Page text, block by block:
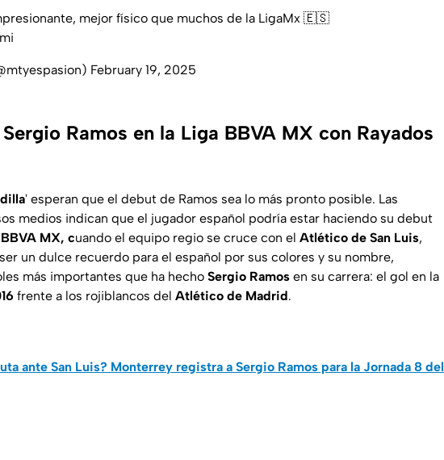
mejor físico que muchos de la LigaMx 🇪🇸
February 19, 2025
Ramos en la Liga BBVA MX con Rayados
' esperan que el debut de Ramos sea lo más pronto posible. Las
medios indican que el jugador español podría estar haciendo su debut
MX, cuando el equipo regio se cruce con el Atlético de San Luis,
un dulce recuerdo para el español por sus colores y su nombre,
más importantes que ha hecho Sergio Ramos en su carrera: el gol en la
frente a los rojiblancos del Atlético de Madrid.
ante San Luis? Monterrey registra a Sergio Ramos para la Jornada 8 del